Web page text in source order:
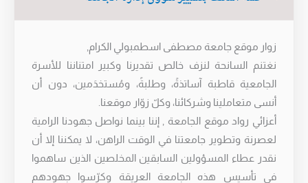
زوار موقع جامعة مصطفى اسطمبولي الكرام,
نغتنم السانحة لنزف خالص تقديرنا وكبير امتناننا للأسرة
الجامعية قاطبة آساتذةً، وطلبةً، ومُستخدَمين، دون أن
أنسى متعاملينا وشركائنا، وكلّ زوّار موقعنا.
أعزائي رواد موقع الجامعة , إننا بينما نواصل جهودنا الرامية
لعصرنة وتطوير جامعتنا في الوقت الراهن، لا يمكننا إلا أن
نقدر عطاء المسؤولين السابقين المخلصين الذين ساهموا
في تأسيس هذه الجامعة العريقة وكرّسوا جهودهم